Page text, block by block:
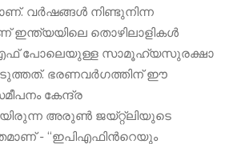
വർഷങ്ങൾ നിണ്ടുനിന്ന
ഇന്ത്യയിലെ തൊഴിലാളികൾ
പോലെയുള്ള സാമൂഹ്യസുരക്ഷാ
ഭരണവർഗത്തിന് ഈ
കേന്ദ്ര
അരുൺ ജയ്റ്റ്ലിയുടെ
- “ഇപിഎഫിന്‍റെയും